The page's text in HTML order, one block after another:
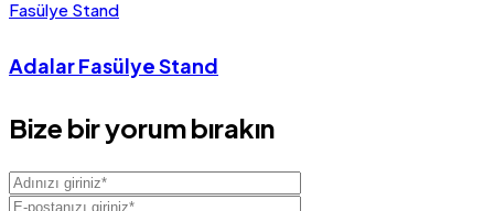
Fasülye Stand
Adalar Fasülye Stand
Bize bir yorum bırakın